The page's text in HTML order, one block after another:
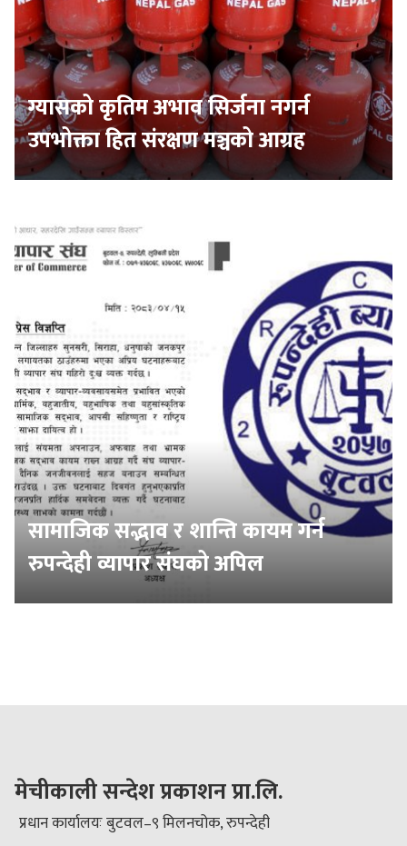
ग्यासको कृतिम अभाव सिर्जना नगर्न
उपभोक्ता हित संरक्षण मञ्चको आग्रह
सामाजिक सद्भाव र शान्ति कायम गर्न
रुपन्देही व्यापार संघको अपिल
मेचीकाली सन्देश प्रकाशन प्रा.लि.
प्रधान कार्यालयः बुटवल–९ मिलनचोक, रुपन्देही